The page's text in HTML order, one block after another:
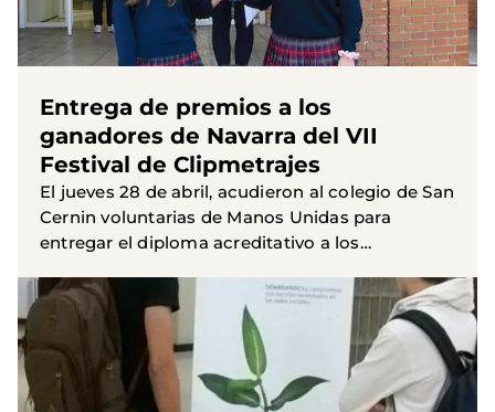
Entrega de premios a los
ganadores de Navarra del VII
Festival de Clipmetrajes
El jueves 28 de abril, acudieron al colegio de San
Cernin voluntarias de Manos Unidas para
entregar el diploma acreditativo a los
representantes del banco...